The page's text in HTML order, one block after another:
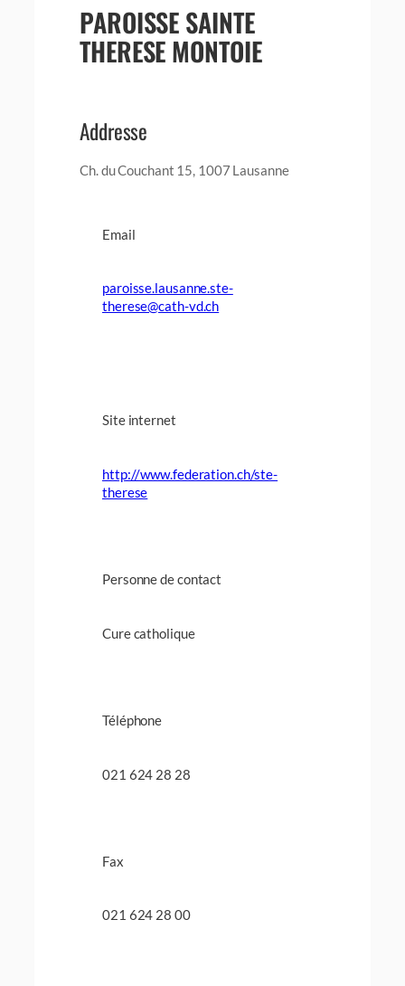
PAROISSE SAINTE
THERESE MONTOIE
Addresse
Ch. du Couchant 15, 1007 Lausanne
Email
paroisse.lausanne.ste-
therese@cath-vd.ch
Site internet
http://www.federation.ch/ste-
therese
Personne de contact
Cure catholique
Téléphone
021 624 28 28
Fax
021 624 28 00